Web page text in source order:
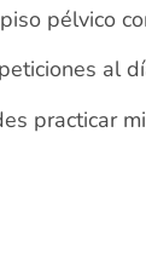
pélvico
al
practicar